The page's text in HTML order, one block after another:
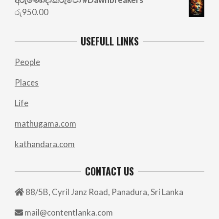
රු950.00
USEFULL LINKS
People
Places
Life
mathugama.com
kathandara.com
CONTACT US
88/5B, Cyril Janz Road, Panadura, Sri Lanka
mail@contentlanka.com